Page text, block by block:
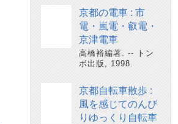
京都の電車 : 市
電・嵐電・叡電・
京津電車
高橋裕編著. -- トン
ボ出版, 1998.
京都自転車散歩 :
風を感じてのんび
りゆっくり自転車